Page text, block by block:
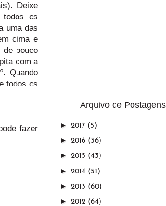
Deixe
os
uma das
cima e
de pouco
com a
Quando
todos os
fazer
Arquivo de Postagens
► 2017 (5)
► 2016 (36)
► 2015 (43)
► 2014 (51)
► 2013 (60)
► 2012 (64)